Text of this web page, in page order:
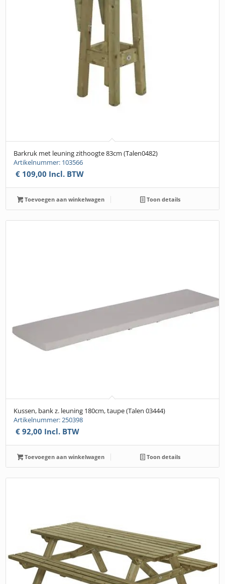
Barkruk met leuning zithoogte 83cm (Talen0482)
Artikelnummer: 103566
€ 109,00 Incl. BTW
Toevoegen aan winkelwagen Toon details
Kussen, bank z. leuning 180cm, taupe (Talen 03444)
Artikelnummer: 250398
€ 92,00 Incl. BTW
Toevoegen aan winkelwagen Toon details